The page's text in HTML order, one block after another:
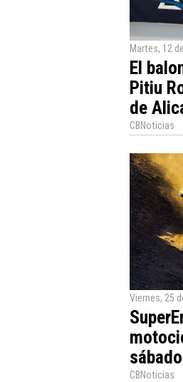
Martes, 12
El
Pitiu
de
CBNoticias
Viernes, 25
CBNoticias